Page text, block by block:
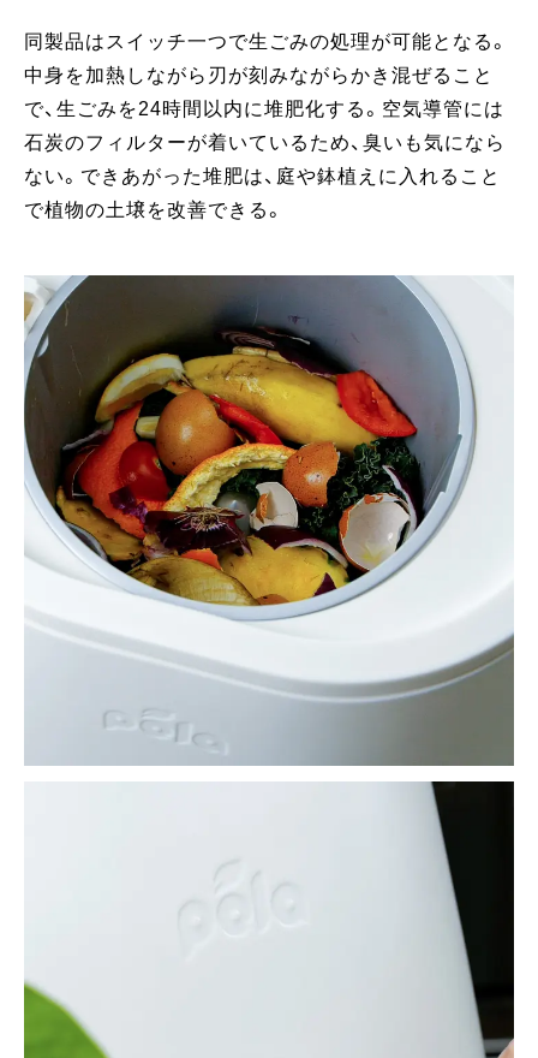
同製品はスイッチ一つで生ごみの処理が可能となる。
中身を加熱しながら刃が刻みながらかき混ぜること
で、生ごみを24時間以内に堆肥化する。空気導管には
石炭のフィルターが着いているため、臭いも気になら
ない。できあがった堆肥は、庭や鉢植えに入れること
で植物の土壌を改善できる。